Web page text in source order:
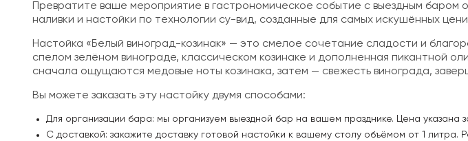
Превратите ваше мероприятие в гастрономическое событие с выездным
наливки и настойки по технологии су-вид, созданные для самых искушённых
Настойка «Белый виноград-козинак» — это смелое сочетание сладости и
спелом зелёном винограде, классическом козинаке и дополненная пикантной
сначала ощущаются медовые ноты козинака, затем — свежесть винограда,
Вы можете заказать эту настойку двумя способами:
Для организации бара: мы организуем выездной бар на вашем празднике. Цена указана
С доставкой: закажите доставку готовой настойки к вашему столу объёмом от 1